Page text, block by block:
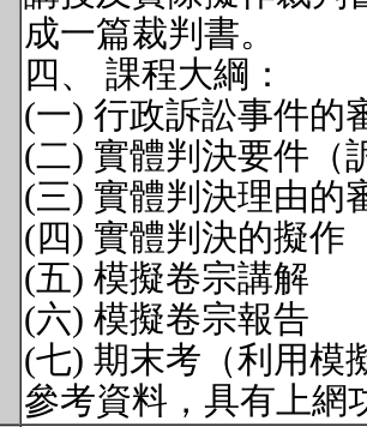
成一篇裁判書。
四、 課程大綱：
(一) 行政訴訟事件的
(二) 實體判決要件（
(三) 實體判決理由的
(四) 實體判決的擬作
(五) 模擬卷宗講解
(六) 模擬卷宗報告
(七) 期末考（利用模
參考資料，具有上網